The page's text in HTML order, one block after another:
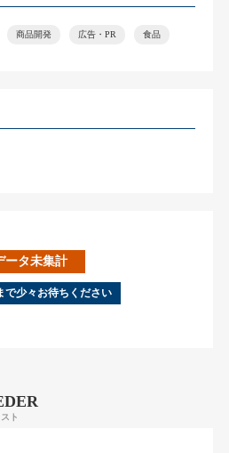
商品開発 広告・PR 食品
ータ未集計
で少々お待ちください
ト